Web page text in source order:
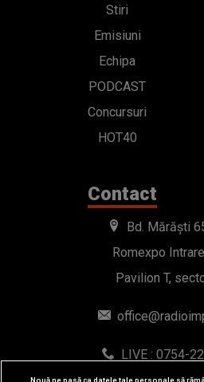
Stiri
Emisiuni
Echipa
PODCAST
Concursuri
HOT40
Contact
Bd. Mărăști
Romexpo
Pavilion T,
LIVE : 0754-
Nouă ne pasă ca datele tale personale să